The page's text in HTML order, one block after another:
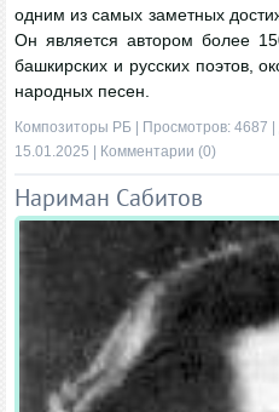
одним из самых заметных
Он является автором более
башкирских и русских поэтов,
народных песен.
Композиторы РБ | Просмотров: 4687
15.01.2025 | Комментарии (0)
Нариман Сабитов